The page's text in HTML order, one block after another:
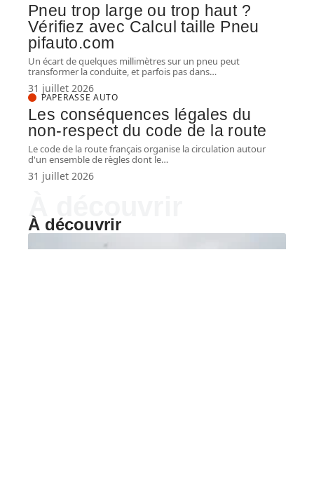
Pneu trop large ou trop haut ?
Vérifiez avec Calcul taille Pneu
pifauto.com
Un écart de quelques millimètres sur un pneu peut
transformer la conduite, et parfois pas dans…
31 juillet 2026
PAPERASSE AUTO
Les conséquences légales du
non-respect du code de la route
Le code de la route français organise la circulation autour
d'un ensemble de règles dont le…
31 juillet 2026
À découvrir